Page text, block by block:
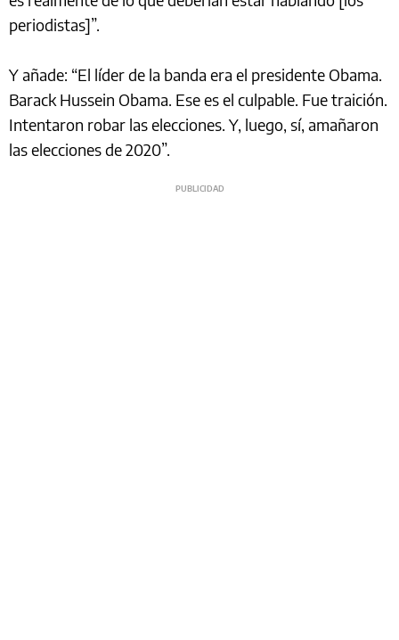
periodistas]”.
Y añade: “El líder de la banda era el presidente Obama.
Barack Hussein Obama. Ese es el culpable. Fue traición.
Intentaron robar las elecciones. Y, luego, sí, amañaron
las elecciones de 2020”.